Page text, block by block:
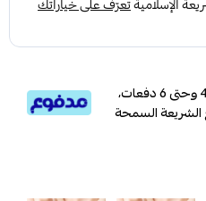
قسم دفعاتك بطريقة ميسرة إلى 4 وحتى 6 دفعات،
الشريعة السمحة